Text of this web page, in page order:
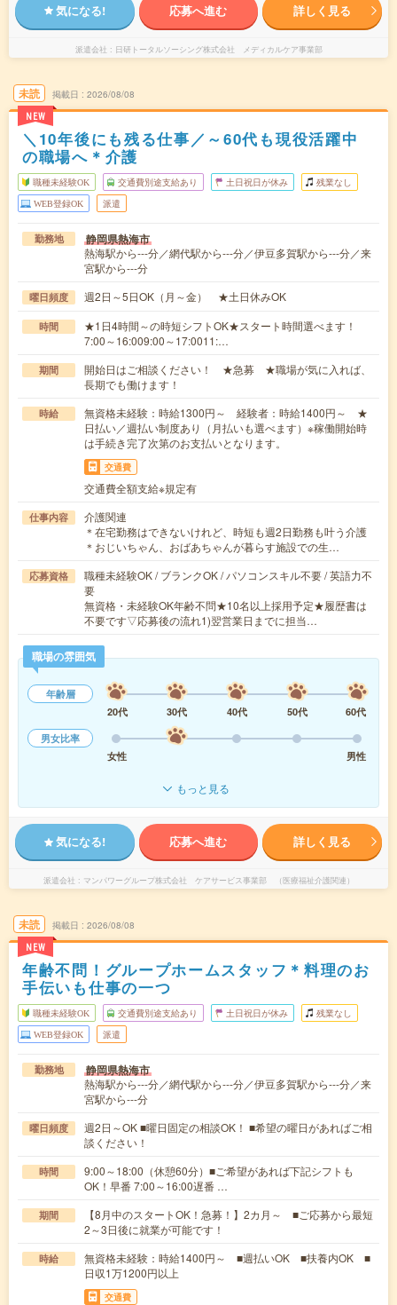
気になる! 応募へ進む 詳しく見る
派遣会社 日研トータルソーシング株式会社 メディカルケア事業部
未読
NEW
掲載日 2026/08/08
＼10年後にも残る仕事／～60代も現役活躍中
の職場へ＊介護
職種未経験OK 交通費別途支給あり 土日祝日が休み 残業なし
WEB登録OK 派遣
勤務地 静岡県熱海市
熱海駅から---分／網代駅から---分／伊豆多賀駅から---分／来
宮駅から---分
曜日頻度 週2日～5日OK（月～金） ★土日休みOK
時間
★1日4時間～の時短シフトOK★スタート時間選べます！
7:00～16:009:00～17:0011:…
期間
開始日はご相談ください！ ★急募 ★職場が気に入れば、
長期でも働けます！
時給
無資格未経験：時給1300円～ 経験者：時給1400円～ ★
日払い／週払い制度あり（月払いも選べます）※稼働開始時
は手続き完了次第のお支払いとなります。
交通費
交通費全額支給※規定有
仕事内容
介護関連
＊在宅勤務はできないけれど、時短も週2日勤務も叶う介護
＊おじいちゃん、おばあちゃんが暮らす施設での生…
応募資格
職種未経験OK / ブランクOK / パソコンスキル不要 / 英語力不
要
無資格・未経験OK年齢不問★10名以上採用予定★履歴書は
不要です▽応募後の流れ1)翌営業日までに担当…
職場の雰囲気
年齢層
20代
30代 40代 50代
60代
男女比率
女性
男性
もっと見る
気になる! 応募へ進む 詳しく見る
派遣会社 マンパワーグループ株式会社 ケアサービス事業部 （医療福祉介護関連）
未読
NEW
掲載日 2026/08/08
年齢不問！グループホームスタッフ＊料理のお
手伝いも仕事の一つ
職種未経験OK 交通費別途支給あり 土日祝日が休み 残業なし
WEB登録OK 派遣
勤務地 静岡県熱海市
熱海駅から---分／網代駅から---分／伊豆多賀駅から---分／来
宮駅から---分
曜日頻度
週2日～OK ■曜日固定の相談OK！ ■希望の曜日があればご相
談ください！
時間
9:00～18:00（休憩60分）■ご希望があれば下記シフトも
OK！早番 7:00～16:00遅番 …
期間
【8月中のスタートOK！急募！】2カ月～ ■ご応募から最短
2～3日後に就業が可能です！
時給
無資格未経験：時給1400円～ ■週払いOK ■扶養内OK ■
日収1万1200円以上
交通費